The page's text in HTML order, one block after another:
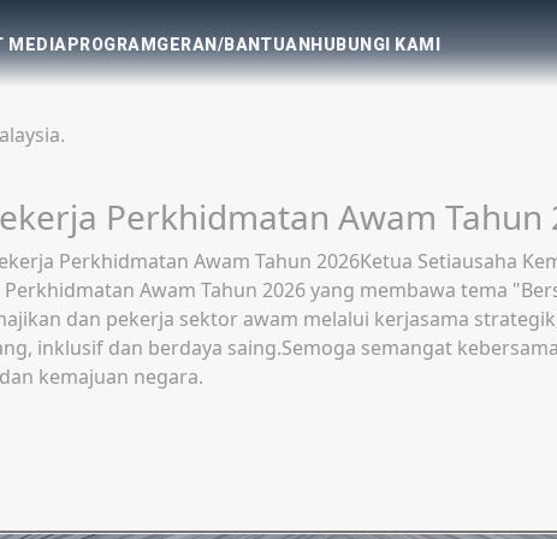
MEDIAPROGRAMGERAN/BANTUANHUBUNGI KAMI
Belia dan Sukan Negeri
Belia dan Sukan Negeri (KOMBES) Pulau PinangKetua
dan Sukan Negeri (KOMBES) Pulau Pinang bagi
beliau mengadakan perbincangan bersama pihak
kepada pengguna.Beliau turut beramah mesra
gerak kerja. Sesi ini juga menjadi ruang untuk
infrastruktur sukan, pusat latihan dan
Malaysia MADANI.